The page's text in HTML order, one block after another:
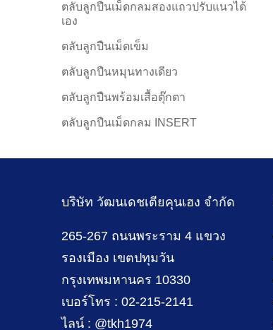
ตลับลูกปืนเม็ดกลมสองแถวปรับแนวได้
เอง
ตลับลูกปืนเม็ดเข็ม
ตลับลูกปืนหมุนทางเดียว
ตลับลูกปืนพร้อมเสื้อตุ๊กตา
ตลับลูกปืนเม็ดกลม INSERT
บริษัท วัฒนเดชเตียคุนเฮง จำกัด
265-267 ถนนพระราม 4 แขวง
รองเมือง เขตปทุมวัน
กรุงเทพมหานคร 10330
เบอร์โทร : 02-215-2141
ไลน์ : @tkh1974